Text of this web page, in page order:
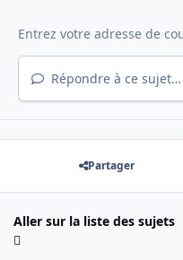
Répondre à ce sujet…
Partager
Aller sur la liste des sujets